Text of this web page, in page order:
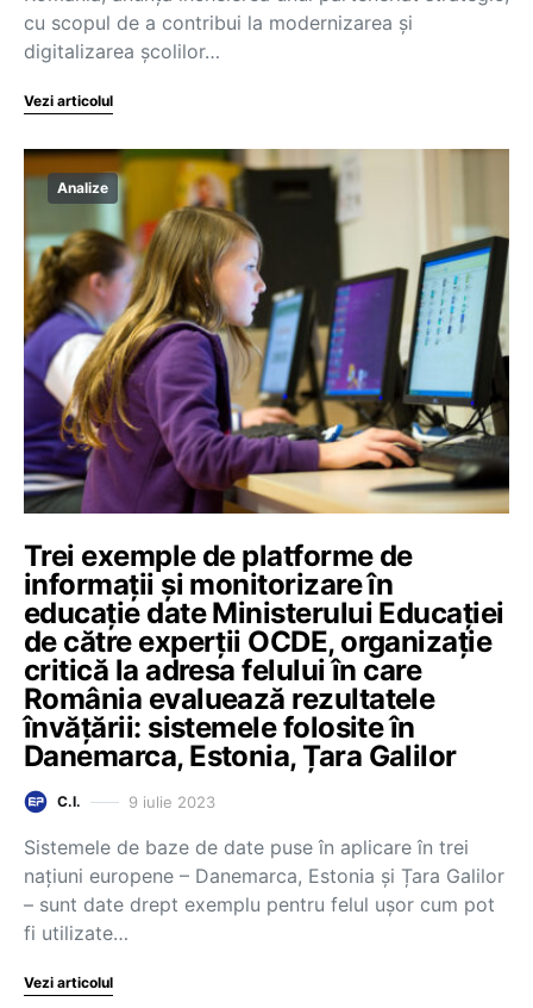
cu scopul de a contribui la modernizarea și
digitalizarea școlilor…
Vezi articolul
Analize
Trei exemple de platforme de
informații și monitorizare în
educație date Ministerului Educației
de către experții OCDE, organizație
critică la adresa felului în care
România evaluează rezultatele
învățării: sistemele folosite în
Danemarca, Estonia, Țara Galilor
C.I. 9 iulie 2023
Sistemele de baze de date puse în aplicare în trei
națiuni europene – Danemarca, Estonia și Țara Galilor
– sunt date drept exemplu pentru felul ușor cum pot
fi utilizate…
Vezi articolul